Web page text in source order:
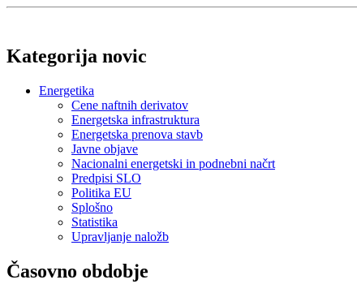
Kategorija novic
Energetika
Cene naftnih derivatov
Energetska infrastruktura
Energetska prenova stavb
Javne objave
Nacionalni energetski in podnebni načrt
Predpisi SLO
Politika EU
Splošno
Statistika
Upravljanje naložb
Časovno obdobje